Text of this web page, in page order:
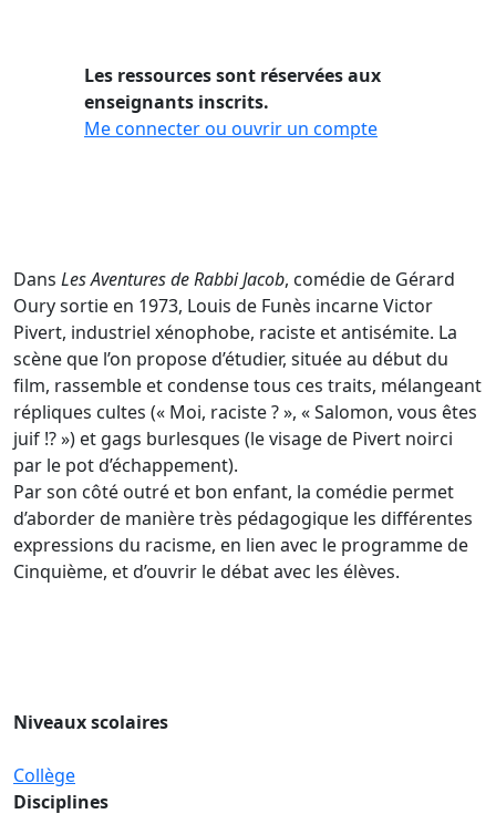
Les ressources sont réservées aux
enseignants inscrits.
Me connecter ou ouvrir un compte
Dans Les Aventures de Rabbi Jacob, comédie de Gérard
Oury sortie en 1973, Louis de Funès incarne Victor
Pivert, industriel xénophobe, raciste et antisémite. La
scène que l’on propose d’étudier, située au début du
film, rassemble et condense tous ces traits, mélangeant
répliques cultes (« Moi, raciste ? », « Salomon, vous êtes
juif !? ») et gags burlesques (le visage de Pivert noirci
par le pot d’échappement).
Par son côté outré et bon enfant, la comédie permet
d’aborder de manière très pédagogique les différentes
expressions du racisme, en lien avec le programme de
Cinquième, et d’ouvrir le débat avec les élèves.
Niveaux scolaires
Collège
Disciplines